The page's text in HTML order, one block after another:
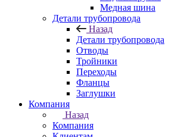
Медная шина
Детали трубопровода
Назад
Детали трубопровода
Отводы
Тройники
Переходы
Фланцы
Заглушки
Компания
Назад
Компания